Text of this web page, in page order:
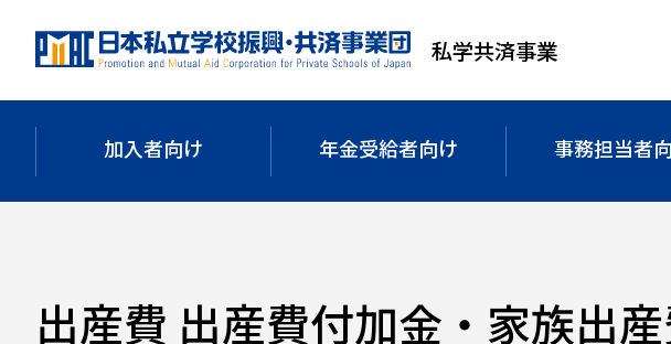
コ
ン
ナ
ー
ー
動
私学共済事業
加入者向け 年金受給者向け 事務担当者
出産費 出産費付加金・家族出